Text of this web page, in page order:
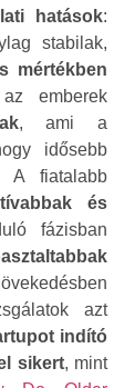
hatások:
stabilak,
mértékben
emberek
, ami a
idősebb
A fiatalabb
és
fázisban
azt
indító
sikert, mint